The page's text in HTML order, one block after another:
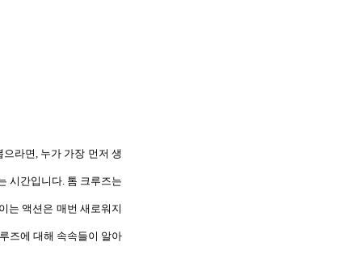
으라면, 누가 가장 먼저 생
시간입니다. 톰 크루즈는
는 액션은 매번 새로워지
즈에 대해 속속들이 알아